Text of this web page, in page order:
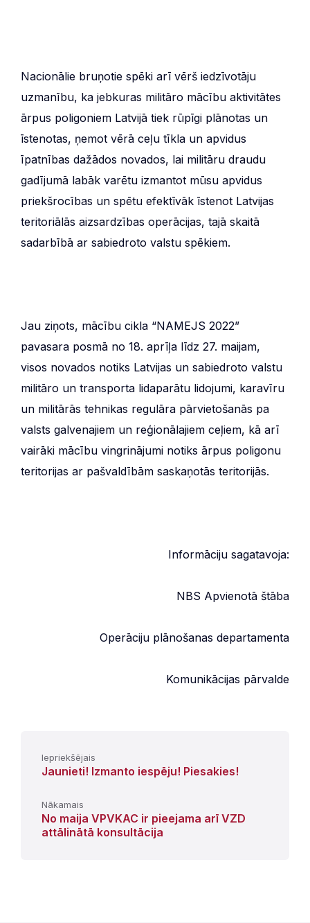
Nacionālie bruņotie spēki arī vērš iedzīvotāju
uzmanību, ka jebkuras militāro mācību aktivitātes
ārpus poligoniem Latvijā tiek rūpīgi plānotas un
īstenotas, ņemot vērā ceļu tīkla un apvidus
īpatnības dažādos novados, lai militāru draudu
gadījumā labāk varētu izmantot mūsu apvidus
priekšrocības un spētu efektīvāk īstenot Latvijas
teritoriālās aizsardzības operācijas, tajā skaitā
sadarbībā ar sabiedroto valstu spēkiem.
Jau ziņots, mācību cikla “NAMEJS 2022”
pavasara posmā no 18. aprīļa līdz 27. maijam,
visos novados notiks Latvijas un sabiedroto valstu
militāro un transporta lidaparātu lidojumi, karavīru
un militārās tehnikas regulāra pārvietošanās pa
valsts galvenajiem un reģionālajiem ceļiem, kā arī
vairāki mācību vingrinājumi notiks ārpus poligonu
teritorijas ar pašvaldībām saskaņotās teritorijās.
Informāciju sagatavoja:
NBS Apvienotā štāba
Operāciju plānošanas departamenta
Komunikācijas pārvalde
Iepriekšējais
Jaunieti! Izmanto iespēju! Piesakies!
Nākamais
No maija VPVKAC ir pieejama arī VZD
attālinātā konsultācija